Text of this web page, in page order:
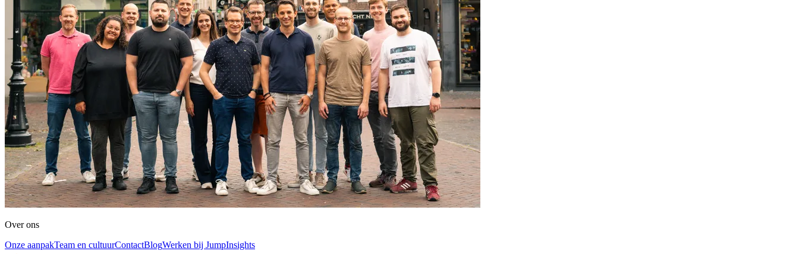
Over ons
Onze aanpakTeam en cultuurContactBlogWerken bij JumpInsights